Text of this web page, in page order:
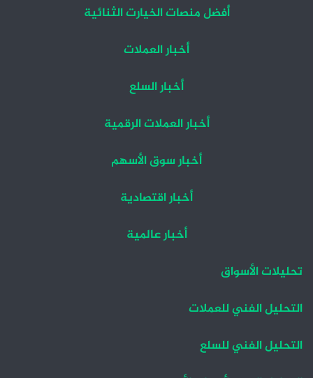
أفضل منصات الخيارت الثنائية
أخبار العملات
أخبار السلع
أخبار العملات الرقمية
أخبار سوق الأسهم
أخبار اقتصادية
أخبار عالمية
تحليلات الأسواق
التحليل الفني للعملات
التحليل الفني للسلع